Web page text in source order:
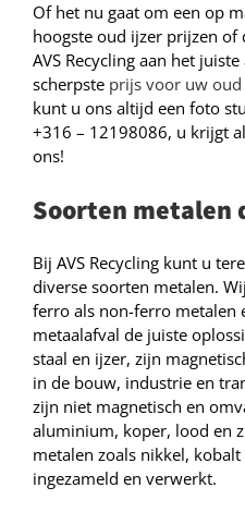
Of het nu gaat om een op
hoogste oud ijzer prijzen of
AVS Recycling aan het
scherpste prijs voor uw
kunt u ons altijd een foto
+316 – 12198086, u krijgt
ons!
Soorten metalen
Bij AVS Recycling kunt u
diverse soorten metalen.
ferro als non-ferro metalen
metaalafval de juiste
staal en ijzer, zijn
in de bouw, industrie en
zijn niet magnetisch en
aluminium, koper, lood en
metalen zoals nikkel,
ingezameld en verwerkt.